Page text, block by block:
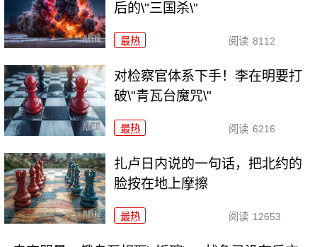
后的\"三国杀\"
最热 阅读 8112
对检察官体系下手！李在明要打
破\"青瓦台魔咒\"
最热 阅读 6216
扎卢日内说的一句话，把北约的
脸按在地上摩擦
最热 阅读 12653